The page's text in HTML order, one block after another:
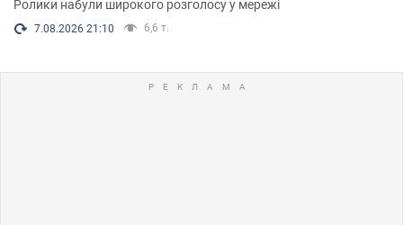
Ролики набули широкого розголосу у мережі
7.08.2026 21:10 6,6 т.